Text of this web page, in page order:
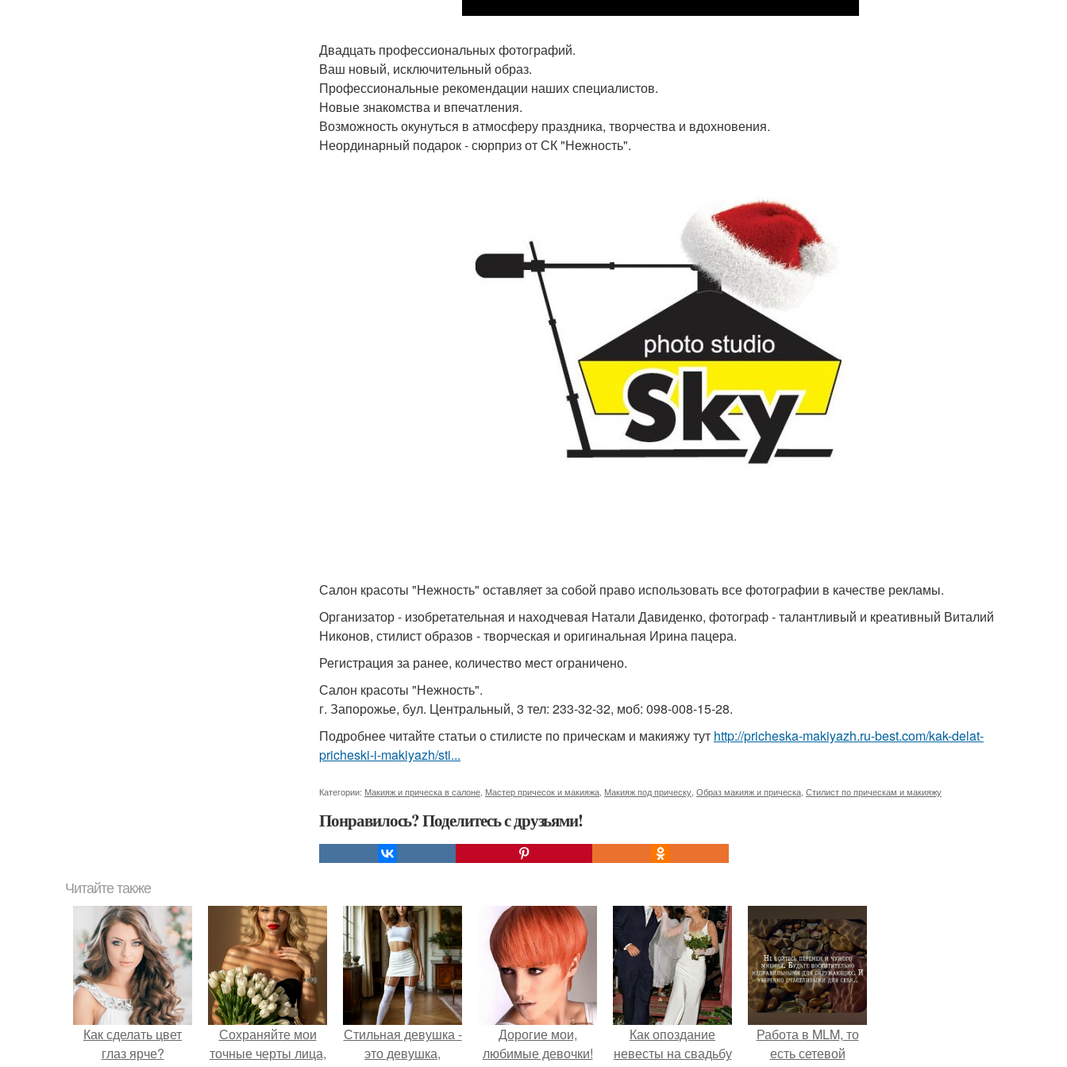
Двадцать профессиональных фотографий.
Ваш новый, исключительный образ.
Профессиональные рекомендации наших специалистов.
Новые знакомства и впечатления.
Возможность окунуться в атмосферу праздника, творчества и вдохновения.
Неординарный подарок - сюрприз от СК "Нежность".
Салон красоты "Нежность" оставляет за собой право использовать все фотографии в качестве рекламы.
Организатор - изобретательная и находчевая Натали Давиденко, фотограф - талантливый и креативный Виталий
Никонов, стилист образов - творческая и оригинальная Ирина пацера.
Регистрация за ранее, количество мест ограничено.
Салон красоты "Нежность".
г. Запорожье, бул. Центральный, 3 тел: 233-32-32, моб: 098-008-15-28.
Подробнее читайте статьи о стилисте по прическам и макияжу тут http://pricheska-makiyazh.ru-best.com/kak-delat-
pricheski-i-makiyazh/sti...
Категории: Макияж и прическа в салоне Мастер причесок и макияжа Макияж под прическу Образ макияж и прическа Стилист по прическам и макияжу
Понравилось? Поделитесь с друзьями!
Читайте также
Как сделать цвет
глаз ярче?
Сохраняйте мои
точные черты лица,
Стильная девушка -
это девушка,
Дорогие мои,
любимые девочки!
Как опоздание
невесты на свадьбу
Работа в MLM, то
есть сетевой